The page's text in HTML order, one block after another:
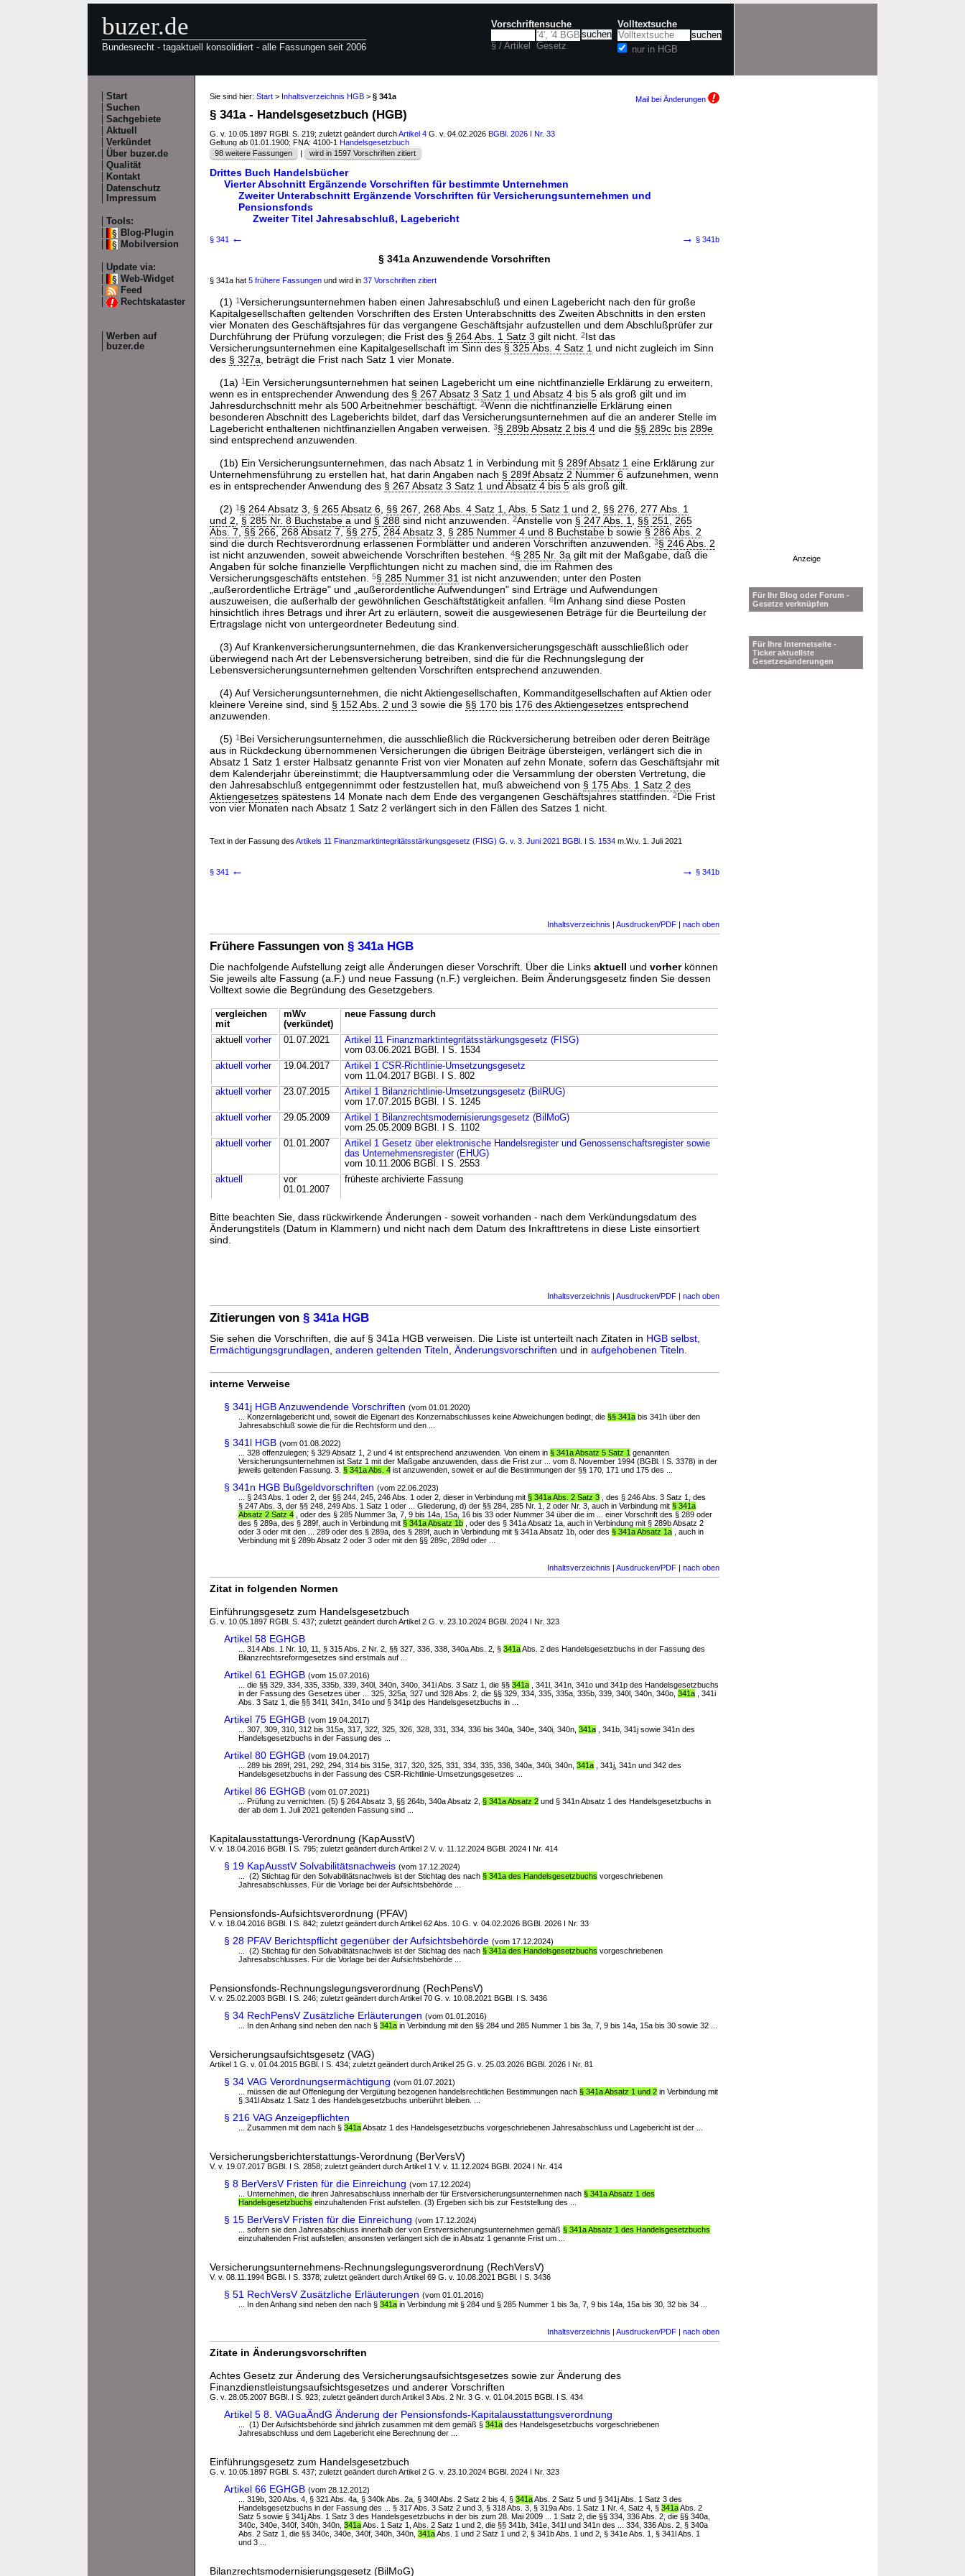
buzer.de
Bundesrecht - tagaktuell konsolidiert - alle Fassungen seit 2006
Vorschriftensuche
§ / Artikel Gesetz
Volltextsuche
nur in HGB
Start
Suchen
Sachgebiete
Aktuell
Verkündet
Über buzer.de
Qualität
Kontakt
Datenschutz
Impressum
Tools:
Blog-Plugin
Mobilversion
Update via:
Web-Widget
Feed
Rechtskataster
Werben auf
buzer.de
Sie sind hier: Start > Inhaltsverzeichnis HGB > § 341a Mail bei Änderungen
§ 341a - Handelsgesetzbuch (HGB)
G. v. 10.05.1897 RGBl. S. 219; zuletzt geändert durchArtikel 4 G. v. 04.02.2026 BGBl. 2026 I Nr. 33
Geltung ab 01.01.1900; FNA: 4100-1 Handelsgesetzbuch
98 weitere Fassungen
| wird in 1597 Vorschriften zitiert
Drittes Buch Handelsbücher
Vierter Abschnitt Ergänzende Vorschriften für bestimmte Unternehmen
Zweiter Unterabschnitt Ergänzende Vorschriften für Versicherungsunternehmen und
Pensionsfonds
Zweiter Titel Jahresabschluß, Lagebericht
§ 341 ← → § 341b
§ 341a Anzuwendende Vorschriften
§ 341a hat 5 frühere Fassungen und wird in 37 Vorschriften zitiert
(1) 1Versicherungsunternehmen haben einen Jahresabschluß und einen Lagebericht nach den für große
Kapitalgesellschaften geltenden Vorschriften des Ersten Unterabschnitts des Zweiten Abschnitts in den ersten
vier Monaten des Geschäftsjahres für das vergangene Geschäftsjahr aufzustellen und dem Abschlußprüfer zur
Durchführung der Prüfung vorzulegen; die Frist des § 264 Abs. 1 Satz 3 gilt nicht. 2Ist das
Versicherungsunternehmen eine Kapitalgesellschaft im Sinn des § 325 Abs. 4 Satz 1 und nicht zugleich im Sinn
des § 327a , beträgt die Frist nach Satz 1 vier Monate.
(1a) 1Ein Versicherungsunternehmen hat seinen Lagebericht um eine nichtfinanzielle Erklärung zu erweitern,
wenn es in entsprechender Anwendung des § 267 Absatz 3 Satz 1 und Absatz 4 bis 5 als groß gilt und im
Jahresdurchschnitt mehr als 500 Arbeitnehmer beschäftigt.
2Wenn die nichtfinanzielle Erklärung einen
besonderen Abschnitt des Lageberichts bildet, darf das Versicherungsunternehmen auf die an anderer Stelle im
Lagebericht enthaltenen nichtfinanziellen Angaben verweisen.
3§ 289b Absatz 2 bis 4 und die §§ 289c bis 289e
sind entsprechend anzuwenden.
(1b) Ein Versicherungsunternehmen, das nach Absatz 1 in Verbindung mit § 289f Absatz 1 eine Erklärung zur
Unternehmensführung zu erstellen hat, hat darin Angaben nach § 289f Absatz 2 Nummer 6 aufzunehmen, wenn
es in entsprechender Anwendung des § 267 Absatz 3 Satz 1 und Absatz 4 bis 5 als groß gilt.
(2) 1§ 264 Absatz 3 § 265 Absatz 6 §§ 267 268 Abs. 4 Satz 1, Abs. 5 Satz 1 und 2 §§ 276 277 Abs. 1
und 2
§ 285 Nr. 8 Buchstabe a und § 288 sind nicht anzuwenden. 2Anstelle von § 247 Abs. 1 §§ 251
265
Abs. 7
§§ 266 268 Absatz 7 §§ 275 284 Absatz 3 § 285 Nummer 4 und 8 Buchstabe b sowie § 286 Abs. 2
sind die durch Rechtsverordnung erlassenen Formblätter und anderen Vorschriften anzuwenden.
3§ 246 Abs. 2
ist nicht anzuwenden, soweit abweichende Vorschriften bestehen.
4§ 285 Nr. 3a gilt mit der Maßgabe, daß die
Angaben für solche finanzielle Verpflichtungen nicht zu machen sind, die im Rahmen des
Versicherungsgeschäfts entstehen.
5§ 285 Nummer 31 ist nicht anzuwenden; unter den Posten
„außerordentliche Erträge" und „außerordentliche Aufwendungen" sind Erträge und Aufwendungen
auszuweisen, die außerhalb der gewöhnlichen Geschäftstätigkeit anfallen.
6Im Anhang sind diese Posten
hinsichtlich ihres Betrags und ihrer Art zu erläutern, soweit die ausgewiesenen Beträge für die Beurteilung der
Ertragslage nicht von untergeordneter Bedeutung sind.
(3) Auf Krankenversicherungsunternehmen, die das Krankenversicherungsgeschäft ausschließlich oder
überwiegend nach Art der Lebensversicherung betreiben, sind die für die Rechnungslegung der
Lebensversicherungsunternehmen geltenden Vorschriften entsprechend anzuwenden.
(4) Auf Versicherungsunternehmen, die nicht Aktiengesellschaften, Kommanditgesellschaften auf Aktien oder
kleinere Vereine sind, sind § 152 Abs. 2 und 3 sowie die §§ 170 bis 176 des Aktiengesetzes entsprechend
anzuwenden.
(5) 1Bei Versicherungsunternehmen, die ausschließlich die Rückversicherung betreiben oder deren Beiträge
aus in Rückdeckung übernommenen Versicherungen die übrigen Beiträge übersteigen, verlängert sich die in
Absatz 1 Satz 1 erster Halbsatz genannte Frist von vier Monaten auf zehn Monate, sofern das Geschäftsjahr mit
dem Kalenderjahr übereinstimmt; die Hauptversammlung oder die Versammlung der obersten Vertretung, die
den Jahresabschluß entgegennimmt oder festzustellen hat, muß abweichend von § 175 Abs. 1 Satz 2 des
Aktiengesetzes spätestens 14 Monate nach dem Ende des vergangenen Geschäftsjahres stattfinden. 2Die Frist
von vier Monaten nach Absatz 1 Satz 2 verlängert sich in den Fällen des Satzes 1 nicht.
Text in der Fassung des Artikels 11 Finanzmarktintegritätsstärkungsgesetz (FISG) G. v. 3. Juni 2021 BGBl. I S. 1534 m.W.v. 1. Juli 2021
§ 341 ← → § 341b
Inhaltsverzeichnis | Ausdrucken/PDF | nach oben
Frühere Fassungen von § 341a HGB
Die nachfolgende Aufstellung zeigt alle Änderungen dieser Vorschrift. Über die Links aktuell und vorherkönnen
Sie jeweils alte Fassung (a.F.) und neue Fassung (n.F.) vergleichen. Beim Änderungsgesetz finden Sie dessen
Volltext sowie die Begründung des Gesetzgebers.
vergleichen
mit
mWv
(verkündet)
neue Fassung durch
aktuell vorher 01.07.2021
Artikel 11 Finanzmarktintegritätsstärkungsgesetz (FISG)
vom 03.06.2021 BGBl. I S. 1534
aktuell
vorher 19.04.2017
Artikel 1 CSR-Richtlinie-Umsetzungsgesetz
vom 11.04.2017 BGBl. I S. 802
aktuell
vorher 23.07.2015
Artikel 1 Bilanzrichtlinie-Umsetzungsgesetz (BilRUG)
vom 17.07.2015 BGBl. I S. 1245
aktuell
vorher 29.05.2009
Artikel 1 Bilanzrechtsmodernisierungsgesetz (BilMoG)
vom 25.05.2009 BGBl. I S. 1102
aktuell
vorher 01.01.2007
Artikel 1 Gesetz über elektronische Handelsregister und Genossenschaftsregister sowie
das Unternehmensregister (EHUG)
vom 10.11.2006 BGBl. I S. 2553
aktuell
vor
01.01.2007
früheste archivierte Fassung
Bitte beachten Sie, dass rückwirkende Änderungen - soweit vorhanden - nach dem Verkündungsdatum des
Änderungstitels (Datum in Klammern) und nicht nach dem Datum des Inkrafttretens in diese Liste einsortiert
sind.
Inhaltsverzeichnis | Ausdrucken/PDF | nach oben
Zitierungen von § 341a HGB
Sie sehen die Vorschriften, die auf § 341a HGB verweisen. Die Liste ist unterteilt nach Zitaten in HGB selbst
Ermächtigungsgrundlagen anderen geltenden Titeln Änderungsvorschriften und in aufgehobenen Titeln
interne Verweise
§ 341j HGB Anzuwendende Vorschriften (vom 01.01.2020)
... Konzernlagebericht und, soweit die Eigenart des Konzernabschlusses keine Abweichungen bedingt, die §§ 341a bis 341h über den
Jahresabschluß sowie die für die Rechtsform und den ...
§ 341l HGB (vom 01.08.2022)
... 328 offenzulegen; § 329 Absatz 1, 2 und 4 ist entsprechend anzuwenden. Von einem in § 341a Absatz 5 Satz 1 genannten
Versicherungsunternehmen ist Satz 1 mit der Maßgabe anzuwenden, dass die Frist zur ... vom 8. November 1994 (BGBl. I S. 3378) in der
jeweils geltenden Fassung. 3. § 341a Abs. 4 ist anzuwenden, soweit er auf die Bestimmungen der §§ 170, 171 und 175 des ...
§ 341n HGB Bußgeldvorschriften (vom 22.06.2023)
... § 243 Abs. 1 oder 2, der §§ 244, 245, 246 Abs. 1 oder 2, dieser in Verbindung mit § 341a Abs. 2 Satz 3 , des § 246 Abs. 3 Satz 1, des
§ 247 Abs. 3, der §§ 248, 249 Abs. 1 Satz 1 oder ... Gliederung, d) der §§ 284, 285 Nr. 1, 2 oder Nr. 3, auch in Verbindung mit § 341a
Absatz 2 Satz 4 , oder des § 285 Nummer 3a, 7, 9 bis 14a, 15a, 16 bis 33 oder Nummer 34 über die im ... einer Vorschrift des § 289 oder
des § 289a, des § 289f, auch in Verbindung mit § 341a Absatz 1b , oder des § 341a Absatz 1a, auch in Verbindung mit § 289b Absatz 2
oder 3 oder mit den ... 289 oder des § 289a, des § 289f, auch in Verbindung mit § 341a Absatz 1b, oder des § 341a Absatz 1a , auch in
Verbindung mit § 289b Absatz 2 oder 3 oder mit den §§ 289c, 289d oder ...
Inhaltsverzeichnis | Ausdrucken/PDF | nach oben
Zitat in folgenden Normen
Einführungsgesetz zum Handelsgesetzbuch
G. v. 10.05.1897 RGBl. S. 437; zuletzt geändert durch Artikel 2 G. v. 23.10.2024 BGBl. 2024 I Nr. 323
Artikel 58 EGHGB
... 314 Abs. 1 Nr. 10, 11, § 315 Abs. 2 Nr. 2, §§ 327, 336, 338, 340a Abs. 2, § 341aAbs. 2 des Handelsgesetzbuchs in der Fassung des
Bilanzrechtsreformgesetzes sind erstmals auf ...
Artikel 61 EGHGB (vom 15.07.2016)
... die §§ 329, 334, 335, 335b, 339, 340l, 340n, 340o, 341i Abs. 3 Satz 1, die §§ 341a , 341l, 341n, 341o und 341p des Handelsgesetzbuchs
in der Fassung des Gesetzes über ... 325, 325a, 327 und 328 Abs. 2, die §§ 329, 334, 335, 335a, 335b, 339, 340l, 340n, 340o, 341a , 341i
Abs. 3 Satz 1, die §§ 341l, 341n, 341o und § 341p des Handelsgesetzbuchs in ...
Artikel 75 EGHGB (vom 19.04.2017)
... 307, 309, 310, 312 bis 315a, 317, 322, 325, 326, 328, 331, 334, 336 bis 340a, 340e, 340i, 340n, 341a , 341b, 341j sowie 341n des
Handelsgesetzbuchs in der Fassung des ...
Artikel 80 EGHGB (vom 19.04.2017)
... 289 bis 289f, 291, 292, 294, 314 bis 315e, 317, 320, 325, 331, 334, 335, 336, 340a, 340i, 340n, 341a , 341j, 341n und 342 des
Handelsgesetzbuchs in der Fassung des CSR-Richtlinie-Umsetzungsgesetzes ...
Artikel 86 EGHGB (vom 01.07.2021)
... Prüfung zu vernichten. (5) § 264 Absatz 3, §§ 264b, 340a Absatz 2, § 341a Absatz 2 und § 341n Absatz 1 des Handelsgesetzbuchs in
der ab dem 1. Juli 2021 geltenden Fassung sind ...
Kapitalausstattungs-Verordnung (KapAusstV)
V. v. 18.04.2016 BGBl. I S. 795; zuletzt geändert durch Artikel 2 V. v. 11.12.2024 BGBl. 2024 I Nr. 414
§ 19 KapAusstV Solvabilitätsnachweis (vom 17.12.2024)
... (2) Stichtag für den Solvabilitätsnachweis ist der Stichtag des nach § 341a des Handelsgesetzbuchs vorgeschriebenen
Jahresabschlusses. Für die Vorlage bei der Aufsichtsbehörde ...
Pensionsfonds-Aufsichtsverordnung (PFAV)
V. v. 18.04.2016 BGBl. I S. 842; zuletzt geändert durch Artikel 62 Abs. 10 G. v. 04.02.2026 BGBl. 2026 I Nr. 33
§ 28 PFAV Berichtspflicht gegenüber der Aufsichtsbehörde (vom 17.12.2024)
... (2) Stichtag für den Solvabilitätsnachweis ist der Stichtag des nach § 341a des Handelsgesetzbuchs vorgeschriebenen
Jahresabschlusses. Für die Vorlage bei der Aufsichtsbehörde ...
Pensionsfonds-Rechnungslegungsverordnung (RechPensV)
V. v. 25.02.2003 BGBl. I S. 246; zuletzt geändert durch Artikel 70 G. v. 10.08.2021 BGBl. I S. 3436
§ 34 RechPensV Zusätzliche Erläuterungen (vom 01.01.2016)
... In den Anhang sind neben den nach § 341a in Verbindung mit den §§ 284 und 285 Nummer 1 bis 3a, 7, 9 bis 14a, 15a bis 30 sowie 32 ...
Versicherungsaufsichtsgesetz (VAG)
Artikel 1 G. v. 01.04.2015 BGBl. I S. 434; zuletzt geändert durch Artikel 25 G. v. 25.03.2026 BGBl. 2026 I Nr. 81
§ 34 VAG Verordnungsermächtigung (vom 01.07.2021)
... müssen die auf Offenlegung der Vergütung bezogenen handelsrechtlichen Bestimmungen nach § 341a Absatz 1 und 2 in Verbindung mit
§ 341l Absatz 1 Satz 1 des Handelsgesetzbuchs unberührt bleiben. ...
§ 216 VAG Anzeigepflichten
... Zusammen mit dem nach § 341aAbsatz 1 des Handelsgesetzbuchs vorgeschriebenen Jahresabschluss und Lagebericht ist der ...
Versicherungsberichterstattungs-Verordnung (BerVersV)
V. v. 19.07.2017 BGBl. I S. 2858; zuletzt geändert durch Artikel 1 V. v. 11.12.2024 BGBl. 2024 I Nr. 414
§ 8 BerVersV Fristen für die Einreichung (vom 17.12.2024)
... Unternehmen, die ihren Jahresabschluss innerhalb der für Erstversicherungsunternehmen nach § 341a Absatz 1 des
Handelsgesetzbuchs einzuhaltenden Frist aufstellen. (3) Ergeben sich bis zur Feststellung des ...
§ 15 BerVersV Fristen für die Einreichung (vom 17.12.2024)
... sofern sie den Jahresabschluss innerhalb der von Erstversicherungsunternehmen gemäß § 341a Absatz 1 des Handelsgesetzbuchs
einzuhaltenden Frist aufstellen; ansonsten verlängert sich die in Absatz 1 genannte Frist um ...
Versicherungsunternehmens-Rechnungslegungsverordnung (RechVersV)
V. v. 08.11.1994 BGBl. I S. 3378; zuletzt geändert durch Artikel 69 G. v. 10.08.2021 BGBl. I S. 3436
§ 51 RechVersV Zusätzliche Erläuterungen (vom 01.01.2016)
... In den Anhang sind neben den nach § 341a in Verbindung mit § 284 und § 285 Nummer 1 bis 3a, 7, 9 bis 14a, 15a bis 30, 32 bis 34 ...
Inhaltsverzeichnis | Ausdrucken/PDF | nach oben
Zitate in Änderungsvorschriften
Achtes Gesetz zur Änderung des Versicherungsaufsichtsgesetzes sowie zur Änderung des
Finanzdienstleistungsaufsichtsgesetzes und anderer Vorschriften
G. v. 28.05.2007 BGBl. I S. 923; zuletzt geändert durch Artikel 3 Abs. 2 Nr. 3 G. v. 01.04.2015 BGBl. I S. 434
Artikel 5 8. VAGuaÄndG Änderung der Pensionsfonds-Kapitalausstattungsverordnung
... (1) Der Aufsichtsbehörde sind jährlich zusammen mit dem gemäß § 341a des Handelsgesetzbuchs vorgeschriebenen
Jahresabschluss und dem Lagebericht eine Berechnung der ...
Einführungsgesetz zum Handelsgesetzbuch
G. v. 10.05.1897 RGBl. S. 437; zuletzt geändert durch Artikel 2 G. v. 23.10.2024 BGBl. 2024 I Nr. 323
Artikel 66 EGHGB (vom 28.12.2012)
... 319b, 320 Abs. 4, § 321 Abs. 4a, § 340k Abs. 2a, § 340l Abs. 2 Satz 2 bis 4, § 341aAbs. 2 Satz 5 und § 341j Abs. 1 Satz 3 des
Handelsgesetzbuchs in der Fassung des ... § 317 Abs. 3 Satz 2 und 3, § 318 Abs. 3, § 319a Abs. 1 Satz 1 Nr. 4, Satz 4, § 341aAbs. 2
Satz 5 sowie § 341j Abs. 1 Satz 3 des Handelsgesetzbuchs in der bis zum 28. Mai 2009 ... 1 Satz 2, die §§ 334, 336 Abs. 2, die §§ 340a,
340c, 340e, 340f, 340h, 340n, 341aAbs. 1 Satz 1, Abs. 2 Satz 1 und 2, die §§ 341b, 341e, 341l und 341n des ... 334, 336 Abs. 2, § 340a
Abs. 2 Satz 1, die §§ 340c, 340e, 340f, 340h, 340n, 341aAbs. 1 und 2 Satz 1 und 2, § 341b Abs. 1 und 2, § 341e Abs. 1, § 341l Abs. 1
und 3 ...
Bilanzrechtsmodernisierungsgesetz (BilMoG)
Anzeige
Für Ihr Blog oder Forum -
Gesetze verknüpfen
Für Ihre Internetseite -
Ticker aktuellste
Gesetzesänderungen